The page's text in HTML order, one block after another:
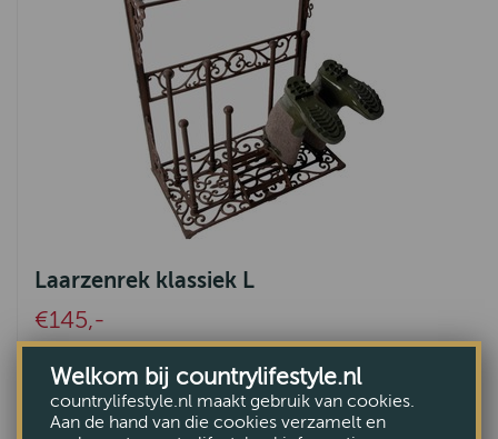
Laarzenrek klassiek L
€145,-
Welkom bij countrylifestyle.nl
countrylifestyle.nl maakt gebruik van cookies.
Aan de hand van die cookies verzamelt en